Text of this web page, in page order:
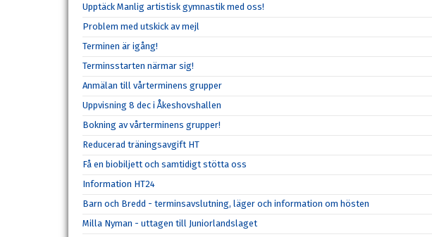
Upptäck Manlig artistisk gymnastik med oss!
Problem med utskick av mejl
Terminen är igång!
Terminsstarten närmar sig!
Anmälan till vårterminens grupper
Uppvisning 8 dec i Åkeshovshallen
Bokning av vårterminens grupper!
Reducerad träningsavgift HT
Få en biobiljett och samtidigt stötta oss
Information HT24
Barn och Bredd - terminsavslutning, läger och information om hösten
Milla Nyman - uttagen till Juniorlandslaget